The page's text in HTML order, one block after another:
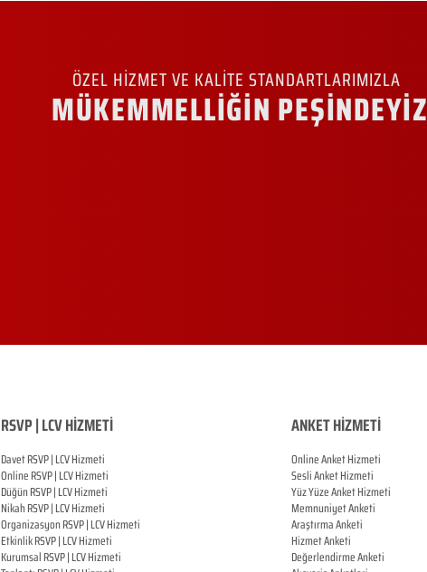
ÖZEL HİZMET VE KALİTE STANDARTLARIMIZLA
MÜKEMMELLİĞİN PEŞİNDEYİZ
RSVP | LCV HİZMETİ
Davet RSVP | LCV Hizmeti
OnlineRSVP |LCV Hizmeti
DüğünRSVP |LCV Hizmeti
NikahRSVP |LCV Hizmeti
OrganizasyonRSVP |LCV Hizmeti
EtkinlikRSVP |LCV Hizmeti
KurumsalRSVP |LCV Hizmeti
ANKET HİZMETİ
Online Anket Hizmeti
Sesli Anket Hizmeti
Yüz Yüze Anket Hizmeti
Memnuniyet Anketi
Araştırma Anketi
Hizmet Anketi
Değerlendirme Anketi